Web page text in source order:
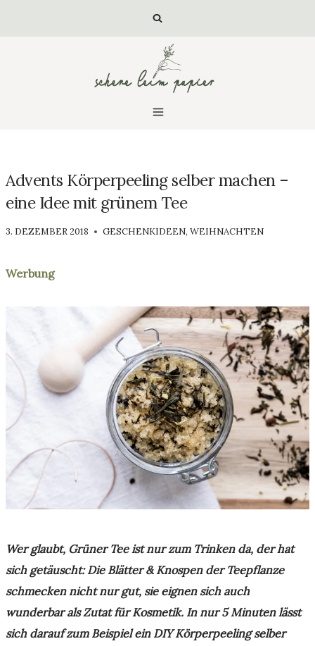
Advents Körperpeeling selber machen –
eine Idee mit grünem Tee
VON
3. DEZEMBER 2018 GESCHENKIDEEN, WEIHNACHTEN
Werbung
Wer glaubt, Grüner Tee ist nur zum Trinken da, der hat
sich getäuscht: Die Blätter & Knospen der Teepflanze
schmecken nicht nur gut, sie eignen sich auch
wunderbar als Zutat für Kosmetik. In nur 5 Minuten lässt
sich darauf zum Beispiel ein DIY Körperpeeling selber